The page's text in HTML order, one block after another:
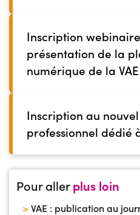
Inscription
présentation de la
numérique de la VAE
Inscription au
professionnel dédié
Pour allerplus loin
>VAE : publication au